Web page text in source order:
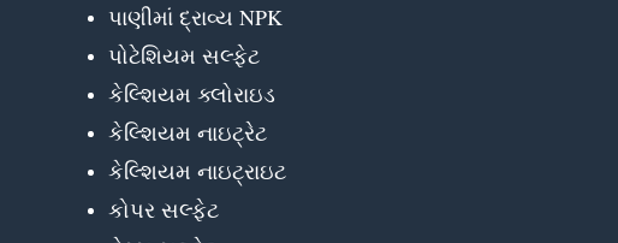
પાણીમાં દ્રાવ્ય NPK
પોટેશિયમ સલ્ફેટ
કેલ્શિયમ ક્લોરાઇડ
કેલ્શિયમ નાઇટ્રેટ
કેલ્શિયમ નાઇટ્રાઇટ
કોપર સલ્ફેટ